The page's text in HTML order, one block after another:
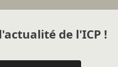
de l'ICP !